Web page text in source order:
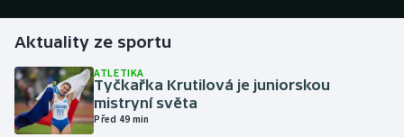
Gymnastika
Házená
Aktuality ze sportu
ATLETIKA
Tyčkařka Krutilová je juniorskou
mistryní světa
Před 49 min